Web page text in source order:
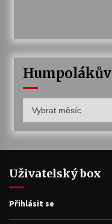
archiv
Uživatelský box
Přihlásit se